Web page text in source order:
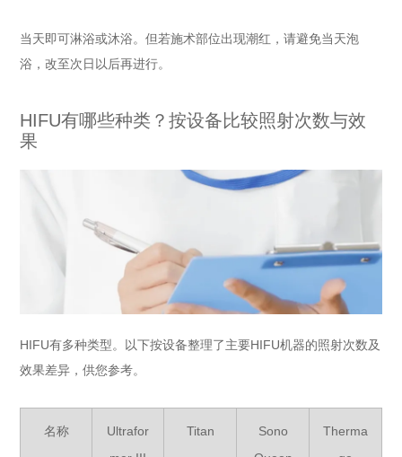
当天即可淋浴或沐浴。但若施术部位出现潮红，请避免当天泡
浴，改至次日以后再进行。
HIFU有哪些种类？按设备比较照射次数与效
果
HIFU有多种类型。以下按设备整理了主要HIFU机器的照射次数及
效果差异，供您参考。
名称
Ultrafor
Titan
Sono
Therma